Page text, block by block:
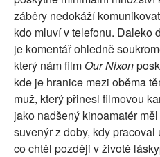
záběry nedokáží
kdo mluví v telefonu. Daleko
je komentář ohledně
který nám film Our Nixon
kde je hranice mezi oběma
muž, který přinesl filmovou
jako nadšený kinoamatér
suvenýr z doby, kdy
co chtěl později v životě